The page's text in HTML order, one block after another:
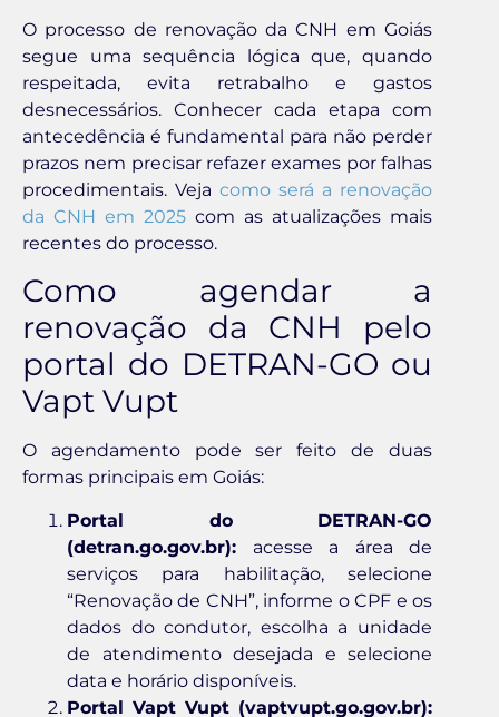
O processo de renovação da CNH em Goiás
segue uma sequência lógica que, quando
respeitada, evita retrabalho e gastos
desnecessários. Conhecer cada etapa com
antecedência é fundamental para não perder
prazos nem precisar refazer exames por falhas
procedimentais. Veja como será a renovação
da CNH em 2025 com as atualizações mais
recentes do processo.
Como agendar a
renovação da CNH pelo
portal do DETRAN-GO ou
Vapt Vupt
O agendamento pode ser feito de duas
formas principais em Goiás:
Portal do DETRAN-GO
(detran.go.gov.br): acesse a área de
serviços para habilitação, selecione
“Renovação de CNH”, informe o CPF e os
dados do condutor, escolha a unidade
de atendimento desejada e selecione
data e horário disponíveis.
Portal Vapt Vupt (vaptvupt.go.gov.br):